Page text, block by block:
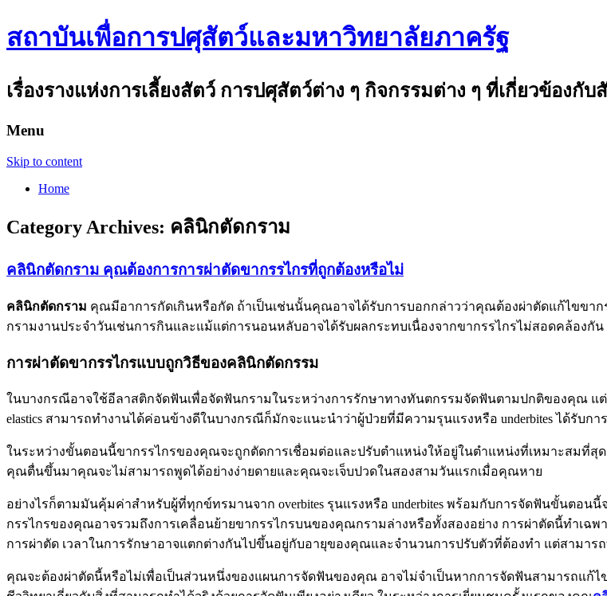
สถาบันเพื่อการปศุสัตว์และมหาวิทยาลัยภาครัฐ
เรื่องรางแห่งการเลี้ยงสัตว์ การปศุสัตว์ต่าง ๆ กิจกรรมต่าง ๆ ที่เกี่ยวข้องกั
Menu
Skip to content
Home
Category Archives: คลินิกตัดกราม
คลินิกตัดกราม คุณต้องการการผ่าตัดขากรรไกรที่ถูกต้องหรือไม่
คลินิกตัดกราม คุณมีอาการกัดเกินหรือกัด ถ้าเป็นเช่นนั้นคุณอาจได้รับการบอกกล่าวว่าคุณต้องผ่าตัดแก้ไขขา
กรามงานประจำวันเช่นการกินและแม้แต่การนอนหลับอาจได้รับผลกระทบเนื่องจากขากรรไกรไม่สอดคล้อง
การผ่าตัดขากรรไกรแบบถูกวิธีของคลินิกตัดกรรม
ในบางกรณีอาจใช้อีลาสติกจัดฟันเพื่อจัดฟันกรามในระหว่างการรักษาทางทันตกรรมจัดฟันตามปกติของคุณ
elastics สามารถทำงานได้ค่อนข้างดีในบางกรณีก็มักจะแนะนำว่าผู้ป่วยที่มีความรุนแรงหรือ underbites ได้รับก
ในระหว่างขั้นตอนนี้ขากรรไกรของคุณจะถูกตัดการเชื่อมต่อและปรับตำแหน่งให้อยู่ในตำแหน่งที่เหมาะสมที่
คุณตื่นขึ้นมาคุณจะไม่สามารถพูดได้อย่างง่ายดายและคุณจะเจ็บปวดในสองสามวันแรกเมื่อคุณหาย
อย่างไรก็ตามมันคุ้มค่าสำหรับผู้ที่ทุกข์ทรมานจาก overbites รุนแรงหรือ underbites พร้อมกับการจัดฟันขั้นตอ
กรรไกรของคุณอาจรวมถึงการเคลื่อนย้ายขากรรไกรบนของคุณกรามล่างหรือทั้งสองอย่าง การผ่าตัดนี้ทำเฉ
การผ่าตัด เวลาในการรักษาอาจแตกต่างกันไปขึ้นอยู่กับอายุของคุณและจำนวนการปรับตัวที่ต้องทำ แต่สามา
คุณจะต้องผ่าตัดนี้หรือไม่เพื่อเป็นส่วนหนึ่งของแผนการจัดฟันของคุณ อาจไม่จำเป็นหากการจัดฟันสามารถแ